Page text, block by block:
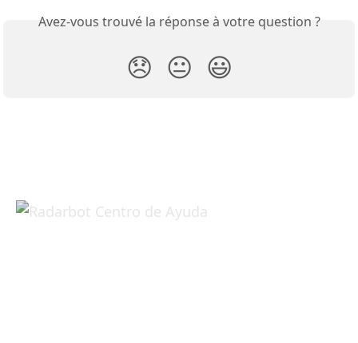
Avez-vous trouvé la réponse à votre question ?
😞 😐 😃